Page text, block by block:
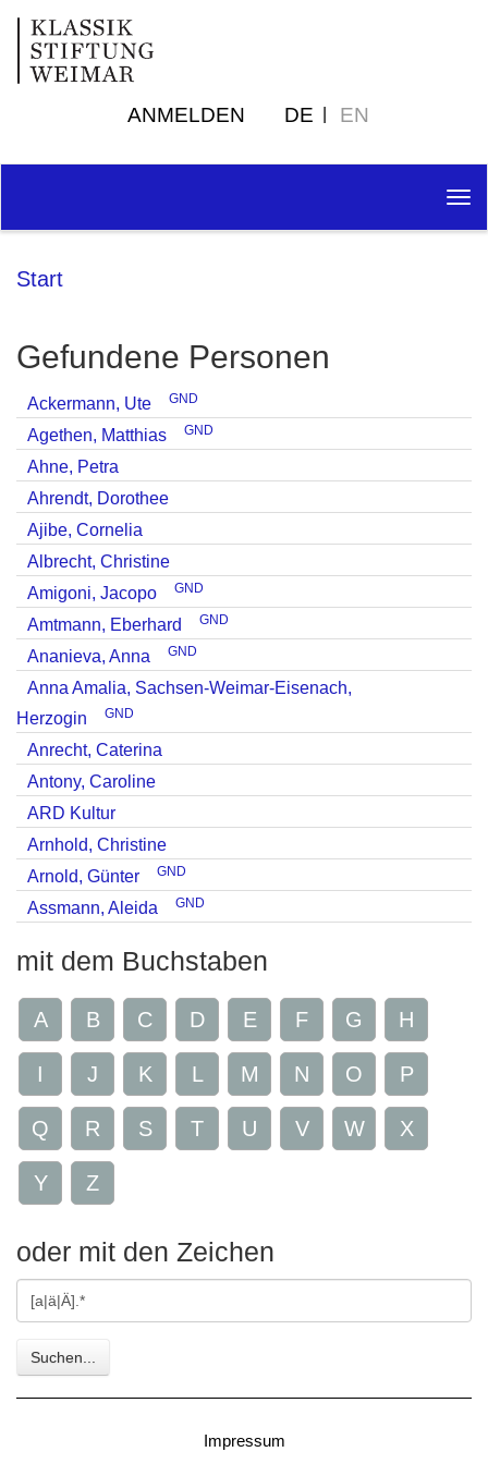
ANMELDEN DE EN
Start
Gefundene Personen
Ackermann, Ute GND
Agethen, Matthias GND
Ahne, Petra
Ahrendt, Dorothee
Ajibe, Cornelia
Albrecht, Christine
Amigoni, Jacopo
GND
Amtmann, Eberhard GND
Ananieva, Anna GND
Anna Amalia, Sachsen-Weimar-Eisenach,
Herzogin
GND
Anrecht, Caterina
Antony, Caroline
ARD Kultur
Arnhold, Christine
Arnold, Günter
GND
Assmann, Aleida GND
mit dem Buchstaben
A B C D E F G H
I J K L M N O P
Q R S T U V W X
Y Z
oder mit den Zeichen
Gesuchte
Zeichen
Suchen...
Impressum